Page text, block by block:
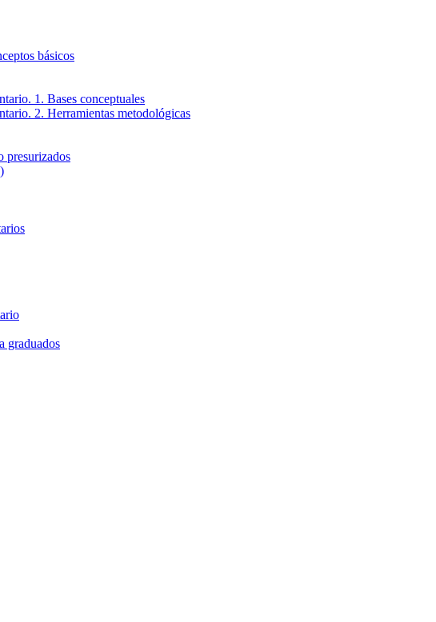
básicos
1. Bases conceptuales
2. Herramientas metodológicas
presurizados
graduados